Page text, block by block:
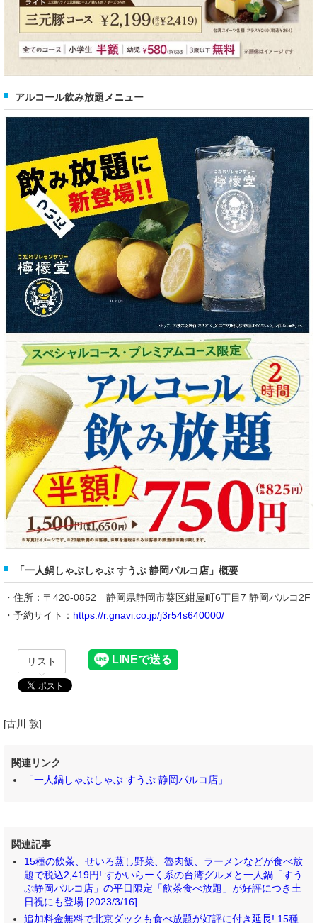
アルコール飲み放題メニュー
「一人鍋しゃぶしゃぶ すうぷ 静岡パルコ店」概要
・住所：〒420-0852 静岡県静岡市葵区紺屋町6丁目7 静岡パルコ2F
・予約サイト： https://r.gnavi.co.jp/j3r54s640000/
リスト
[古川 敦]
関連リンク
「一人鍋しゃぶしゃぶ すうぷ 静岡パルコ店」
関連記事
15種の飲茶、せいろ蒸し野菜、魯肉飯、ラーメンなどが食べ放
題で税込2,419円! すかいらーく系の台湾グルメと一人鍋「すう
ぷ静岡パルコ店」の平日限定「飲茶食べ放題」が好評につき土
日祝にも登場 [2023/3/16]
追加料金無料で北京ダックも食べ放題が好評に付き延長! 15種